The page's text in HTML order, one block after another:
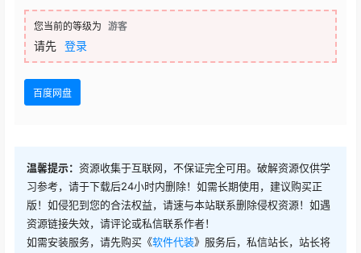
您当前的等级为 游客
请先 登录
百度网盘
温馨提示： 资源收集于互联网，不保证完全可用。破解资源仅供学
习参考，请于下载后24小时内删除！如需长期使用，建议购买正
版！如侵犯到您的合法权益，请速与本站联系删除侵权资源！如遇
资源链接失效，请评论或私信联系作者！
如需安装服务，请先购买《软件代装》服务后，私信站长，站长将